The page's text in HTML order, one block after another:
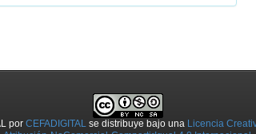
porCEFADIGITAL se distribuye bajo una Licencia